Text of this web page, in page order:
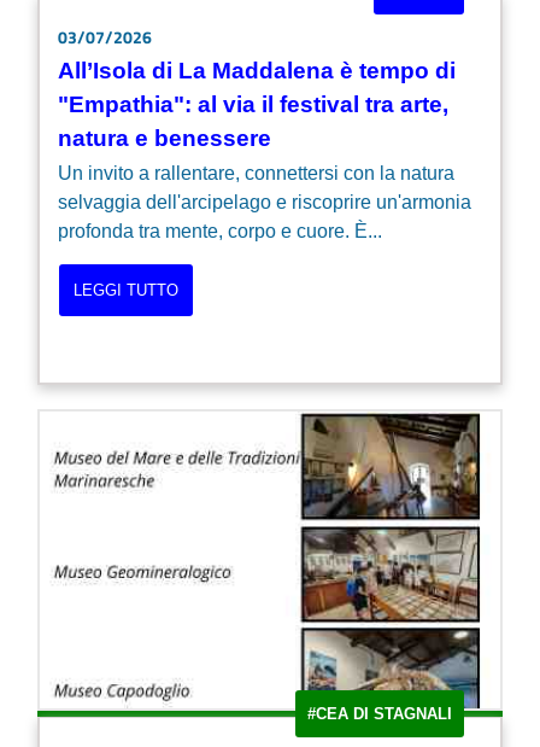
03/07/2026
All’Isola di La Maddalena è tempo di
"Empathia": al via il festival tra arte,
natura e benessere
Un invito a rallentare, connettersi con la natura
selvaggia dell'arcipelago e riscoprire un'armonia
profonda tra mente, corpo e cuore. È...
LEGGI TUTTO
#CEA DI STAGNALI